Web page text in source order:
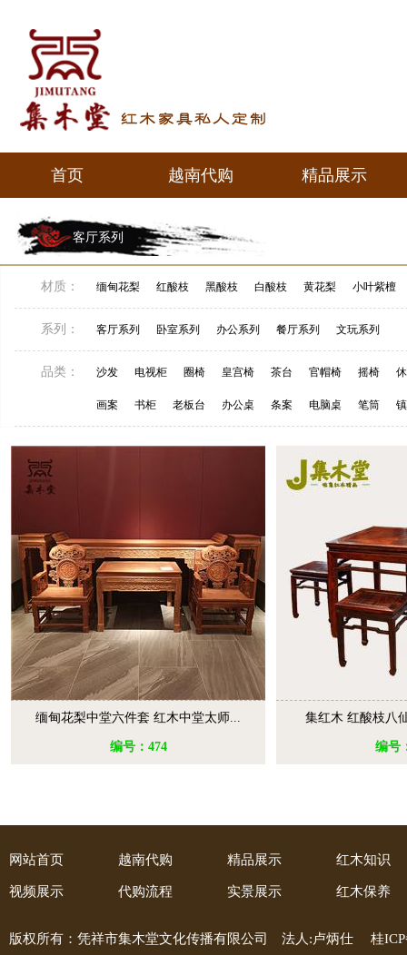
首页
首页
越南代购
越南代购
精品展示
客厅系列
材质： 缅甸花梨 红酸枝 黑酸枝 白酸枝 黄花梨 小叶紫檀
系列： 客厅系列 卧室系列 办公系列 餐厅系列 文玩系列
品类： 沙发 电视柜 圈椅 皇宫椅 茶台 官帽椅 摇椅
画案 书柜 老板台 办公桌 条案 电脑桌 笔筒
缅甸花梨中堂六件套 红木中堂太师...
编号：474
集红木 红酸枝八
编号
网站首页 越南代购 精品展示 红木知识
视频展示 代购流程 实景展示 红木保养
版权所有：凭祥市集木堂文化传播有限公司 法人:卢炳仕 桂